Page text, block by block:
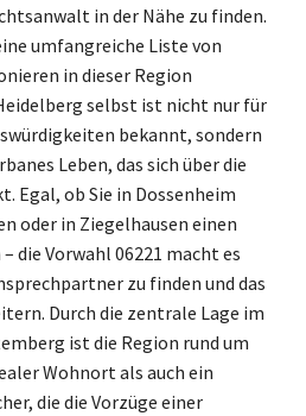
in der Nähe zu finden.
umfangreiche Liste von
in dieser Region
selbst ist nicht nur für
bekannt, sondern
Leben, das sich über die
Egal, ob Sie in Dossenheim
oder in Ziegelhausen einen
die Vorwahl 06221 macht es
zu finden und das
Durch die zentrale Lage im
ist die Region rund um
Wohnort als auch ein
die die Vorzüge einer